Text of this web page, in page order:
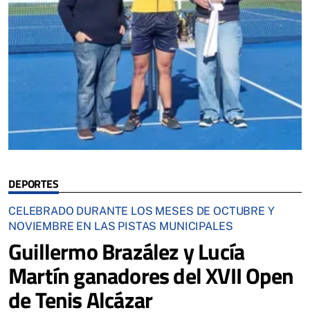
DEPORTES
CELEBRADO DURANTE LOS MESES DE OCTUBRE Y
NOVIEMBRE EN LAS PISTAS MUNICIPALES
Guillermo Brazález y Lucía
Martín ganadores del XVII Open
de Tenis Alcázar